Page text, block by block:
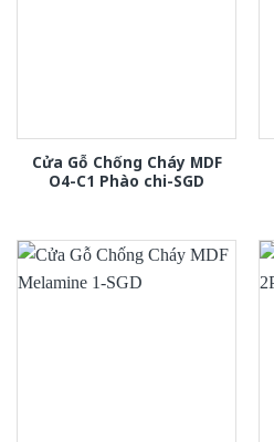
Cửa Gỗ Chống Cháy MDF
O4-C1 Phào chi-SGD